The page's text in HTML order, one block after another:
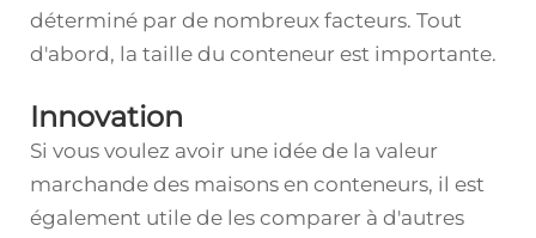
déterminé par de nombreux facteurs. Tout
d'abord, la taille du conteneur est importante.
Innovation
Si vous voulez avoir une idée de la valeur
marchande des maisons en conteneurs, il est
également utile de les comparer à d'autres